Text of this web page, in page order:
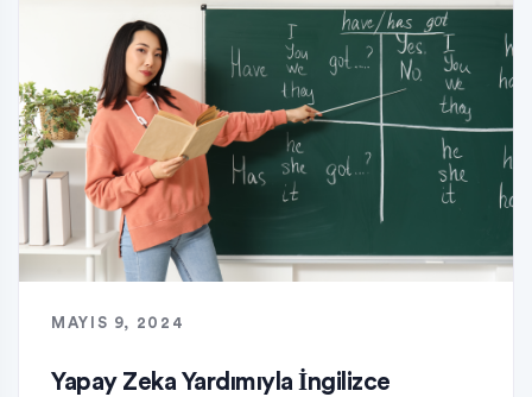
MAYIS 9, 2024
Yapay Zeka Yardımıyla İngilizce